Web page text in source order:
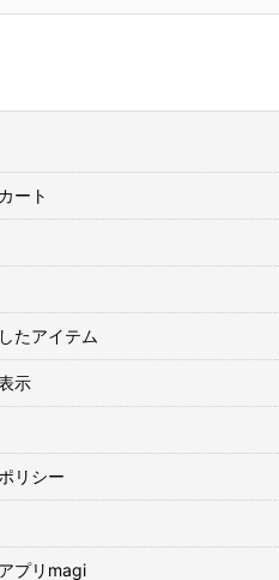
ート
たアイテム
示
リシー
プリmagi